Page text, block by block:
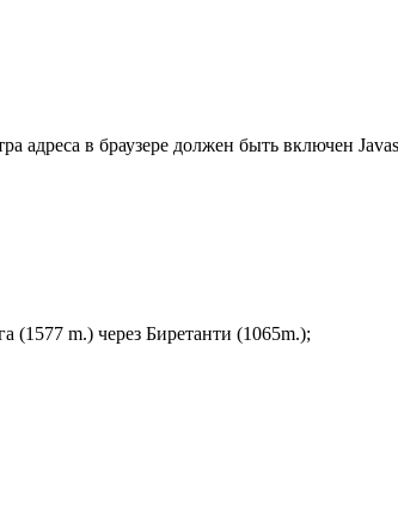
адреса в браузере должен быть включен
(1577 m.) через Биретанти (1065m.);